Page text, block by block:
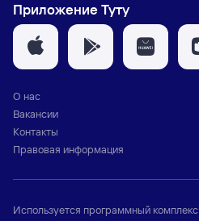
Приложение Туту
О нас
Вакансии
Контакты
Правовая информация
Используется программный комплекс